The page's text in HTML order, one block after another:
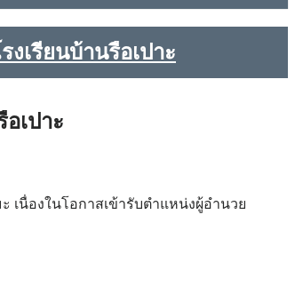
เรียนบ้านรือเปาะ
เปาะ
เนื่องในโอกาสเข้ารับตำแหน่งผู้อำนวย